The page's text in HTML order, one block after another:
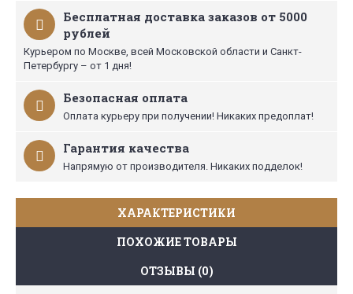
Бесплатная доставка заказов от 5000
рублей
Курьером по Москве, всей Московской области и Санкт-
Петербургу – от 1 дня!
Безопасная оплата
Оплата курьеру при получении! Никаких предоплат!
Гарантия качества
Напрямую от производителя. Никаких подделок!
ХАРАКТЕРИСТИКИ
ПОХОЖИЕ ТОВАРЫ
ОТЗЫВЫ (0)